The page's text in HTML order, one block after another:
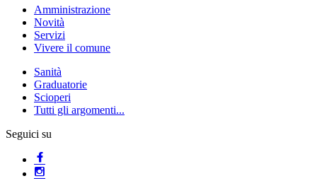
Amministrazione
Novità
Servizi
Vivere il comune
Sanità
Graduatorie
Scioperi
Tutti gli argomenti...
Seguici su